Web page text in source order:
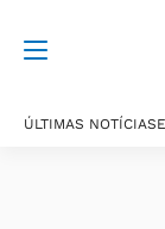
ÚLTIMAS NOTÍCIAS